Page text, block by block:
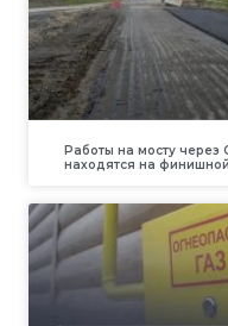
Работы на мосту через
находятся на